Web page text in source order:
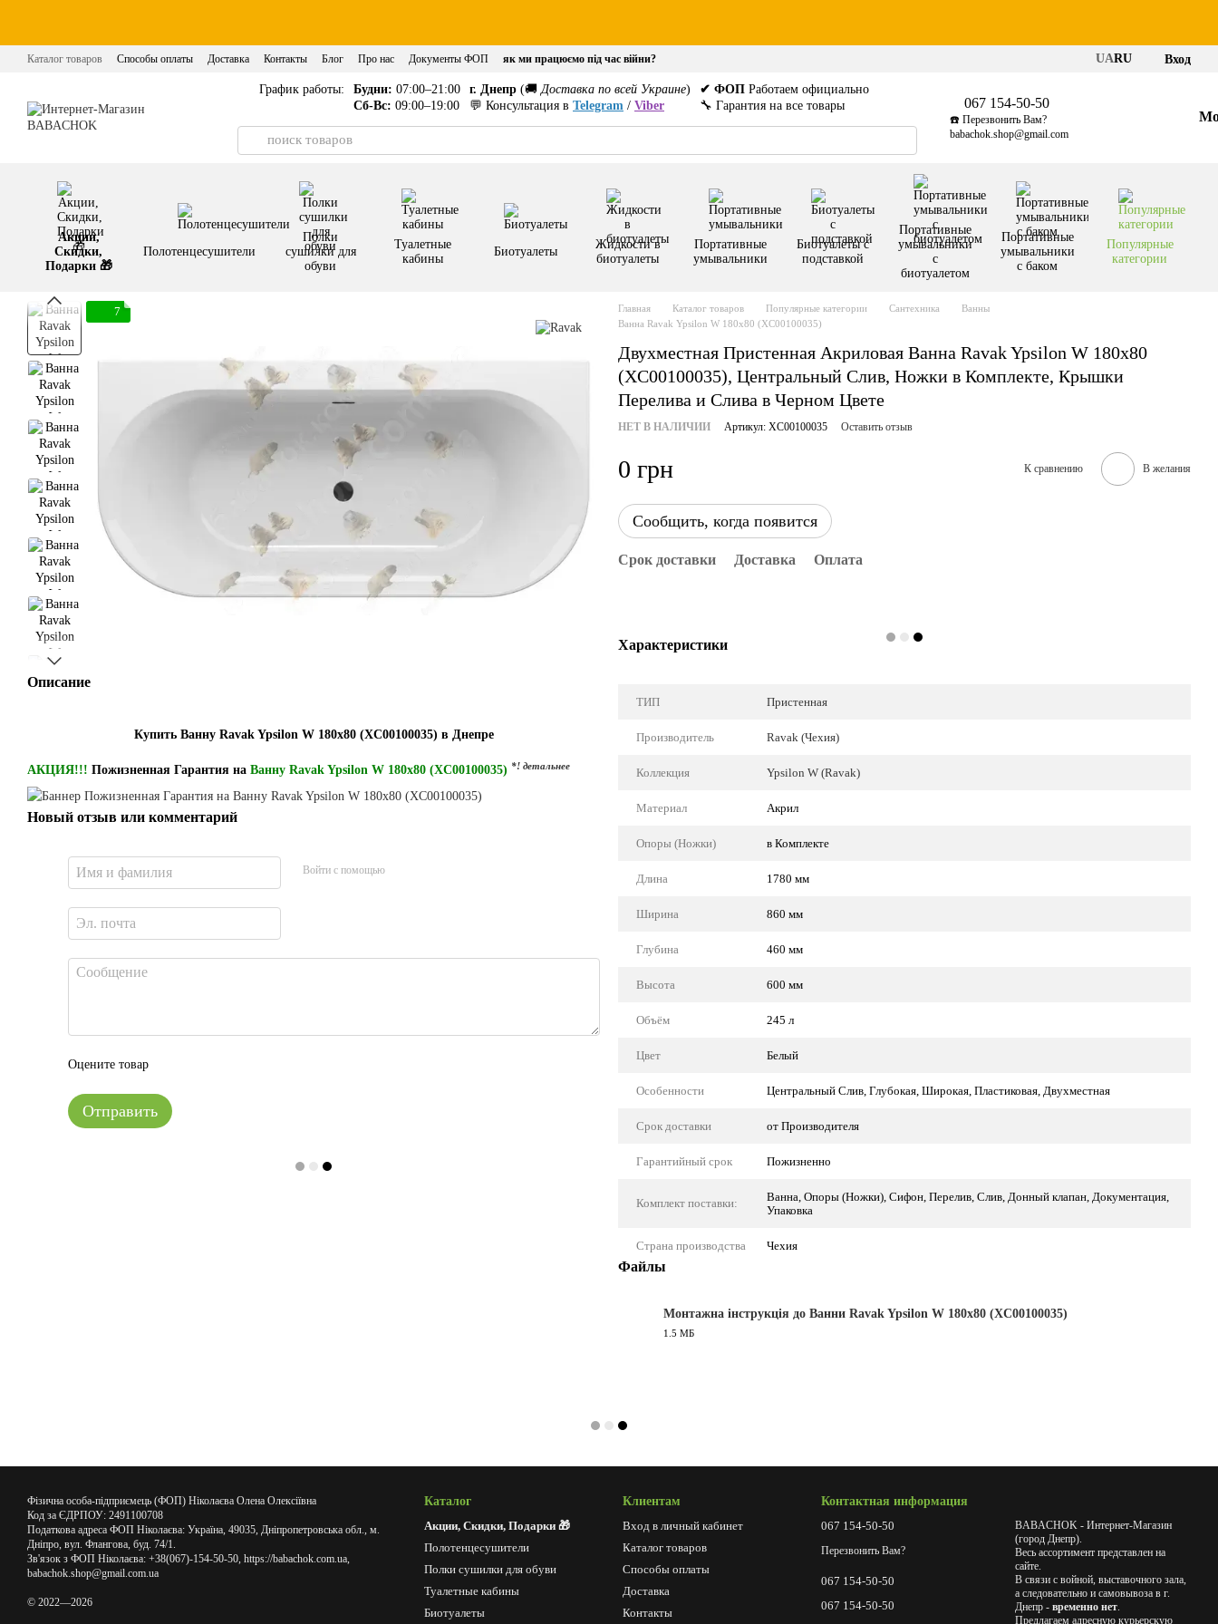
Каталог товаров Способы оплаты Доставка Контакты Блог Про нас Документы ФОП як ми працюємо під час війни? UARU Вход
График работы: Будни: 07:00–21:00
Сб-Вс: 09:00–19:00
г. Днепр (🚚 Доставка по всей Украине)
💬 Консультация в Telegram / Viber
✔ ФОП Работаем официально
🔧 Гарантия на все товары
067 154-50-50
☎️ Перезвонить Вам?
babachok.shop@gmail.com
Акции,
Скидки,
Подарки 🎁
Полотенцесушители
Полки
сушилки для
обуви
Туалетные
кабины
Биотуалеты
Жидкости в
биотуалеты
Портативные
умывальники
Биотуалеты с
подставкой
Портативные
умывальники
с
биотуалетом
Портативные
умывальники
с баком
Популярные
категории
7
Описание
Купить Ванну Ravak Ypsilon W 180x80 (XC00100035) в Днепре
АКЦИЯ!!! Пожизненная Гарантия на Ванну Ravak Ypsilon W 180x80 (XC00100035) *! детальнее
Новый отзыв или комментарий
Войти с помощью
Оцените товар
Отправить
Главная Каталог товаров Популярные категории Сантехника
Ванны
Ванна Ravak Ypsilon W 180x80 (XC00100035)
Двухместная Пристенная Акриловая Ванна Ravak Ypsilon W 180x80
(XC00100035), Центральный Слив, Ножки в Комплекте, Крышки
Перелива и Слива в Черном Цвете
НЕТ В НАЛИЧИИ Артикул: XC00100035 Оставить отзыв
0 грн К сравнению В желания
Сообщить, когда появится
Срок доставки Доставка Оплата
Характеристики
ТИП Пристенная
Производитель Ravak (Чехия)
Коллекция Ypsilon W (Ravak)
Материал Акрил
Опоры (Ножки) в Комплекте
Длина 1780 мм
Ширина 860 мм
Глубина 460 мм
Высота 600 мм
Объём 245 л
Цвет Белый
Особенности Центральный Слив, Глубокая, Широкая, Пластиковая, Двухместная
Срок доставки от Производителя
Гарантийный срок Пожизненно
Комплект поставки:
Ванна, Опоры (Ножки), Сифон, Перелив, Слив, Донный клапан, Документация,
Упаковка
Страна производства Чехия
Файлы
Монтажна інструкція до Ванни Ravak Ypsilon W 180x80 (XC00100035)
1.5 МБ
Фізична особа-підприємець (ФОП) Ніколаєва Олена Олексіївна
Код за ЄДРПОУ: 2491100708
Податкова адреса ФОП Ніколаєва: Україна, 49035, Дніпропетровська обл., м.
Дніпро, вул. Флангова, буд. 74/1.
Зв'язок з ФОП Ніколаєва: +38(067)-154-50-50, https://babachok.com.ua,
babachok.shop@gmail.com.ua
© 2022—2026
Каталог
Акции, Скидки, Подарки 🎁
Полотенцесушители
Полки сушилки для обуви
Туалетные кабины
Биотуалеты
Клиентам
Вход в личный кабинет
Каталог товаров
Способы оплаты
Доставка
Контакты
Контактная информация
067 154-50-50
Перезвонить Вам?
067 154-50-50
067 154-50-50
BABACHOK - Интернет-Магазин
(город Днепр).
Весь ассортимент представлен на
сайте.
В связи с войной, выставочного зала,
а следовательно и самовывоза в г.
Днепр - временно нет.
Предлагаем адресную курьерскую